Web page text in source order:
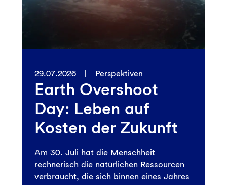
29.07.2026 Perspektiven
Earth Overshoot
Day: Leben auf
Kosten der Zukunft
Am 30. Juli hat die Menschheit
rechnerisch die natürlichen Ressourcen
verbraucht, die sich binnen eines Jahres